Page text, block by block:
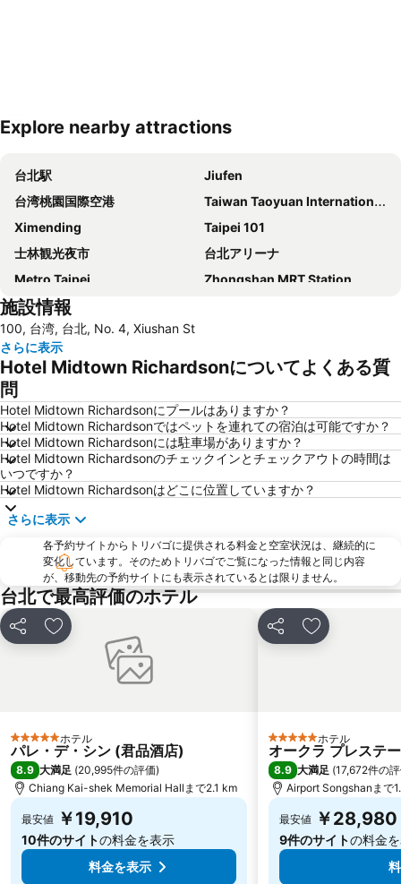
地図を拡大
Explore nearby attractions
台北駅
Jiufen
台湾桃園国際空港
Taiwan Taoyuan International Airport
Ximending
Taipei 101
士林観光夜市
台北アリーナ
Metro Taipei
Zhongshan MRT Station
Airport Songshan
Taipei Bridge MRT Station
龍山寺
Tamsui MRT Station
Taipei City Hall
Daan District
Songshan District
Eastern District of Taipei
Minquan W. Road MRT Station
Shipei MRT Station
Jiaoxi Train Station
Datong District
Shilin Night Market
Zhongxiao Xinsheng MRT Station
Yuanshan Station
Sandao Temple MRT Station
Wulai Hot Spring
Shilin District
Zhongxiao Fuxing MRT Station
Dahu Park MRT Station
Dingxi MRT Station
New Taipei Industrial Park
Guting MRT Station
Jiangzicui MRT Station
Nanshijiao MRT Station
Longshan Temple
Nangang District
Taipei World Trade Center Nangang Exhibition Hall
Shi-Da Night Market
Xiaobitan MRT Station
Zhongli Train Station
施設情報
100, 台湾, 台北, No. 4, Xiushan St
さらに表示
Hotel Midtown Richardsonについてよくある質
問
Hotel Midtown Richardsonにプールはありますか？
Hotel Midtown Richardsonではペットを連れての宿泊は可能ですか？
Hotel Midtown Richardsonには駐車場がありますか？
Hotel Midtown Richardsonのチェックインとチェックアウトの時間は
いつですか？
Hotel Midtown Richardsonはどこに位置していますか？
さらに表示
各予約サイトからトリバゴに提供される料金と空室状況は、継続的に
変化しています。そのためトリバゴでご覧になった情報と同じ内容
が、移動先の予約サイトにも表示されているとは限りません。
台北で最高評価のホテル
シェア お気に入りに追加
5 ホテルのランク
ホテル
パレ・デ・シン (君品酒店)
8.9 大満足 (20,995件の評価)
Chiang Kai-shek Memorial Hallまで2.1 km
最安値 ￥19,910
10件のサイトの料金を表示
料金を表示
シェア お気に入りに
5 ホテルのランク
ホテル
オークラ プレステ
8.9 大満足 (17,672件の
Airport Songshanまで
最安値 ￥28,980
9件のサイトの料金